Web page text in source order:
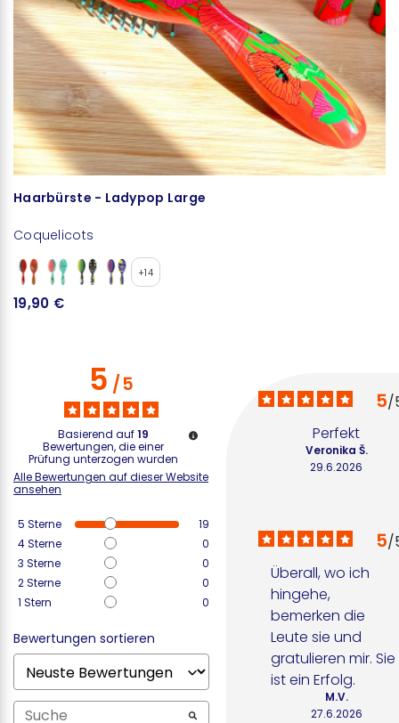
Haarbürste - Ladypop Large
Coquelicots
+14
19,90 €
5/5
Basierend auf19
Bewertungen, die einer
Prüfung unterzogen wurden
Alle Bewertungen auf dieser Website
ansehen
5 Sterne
19
4Sterne
0
3 Sterne
0
2Sterne
0
1 Stern 0
Bewertungen sortieren
5/
Perfekt
29.6.2026
Veronika Š.
5/
Überall, wo ich
hingehe,
bemerken die
Leute sie und
gratulieren mir. Sie
ist ein Erfolg.
27.6.2026
M.V.